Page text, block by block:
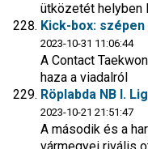
ütközetét helyben
Kick-box:
2023-10-31 11:06:44
A Contact
haza a viadalról
Röplabda NB I.
2023-10-21 21:51:47
A második és a